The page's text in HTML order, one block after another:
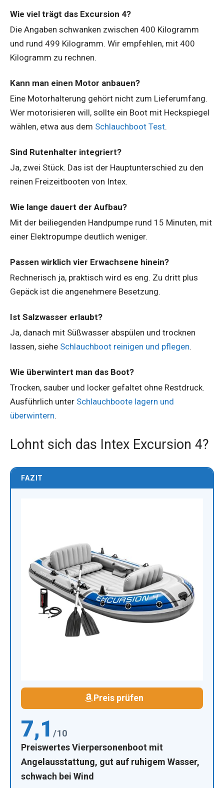
Wie viel trägt das Excursion 4?
Die Angaben schwanken zwischen 400 Kilogramm
und rund 499 Kilogramm. Wir empfehlen, mit 400
Kilogramm zu rechnen.
Kann man einen Motor anbauen?
Eine Motorhalterung gehört nicht zum Lieferumfang.
Wer motorisieren will, sollte ein Boot mit Heckspiegel
wählen, etwa aus dem Schlauchboot Test.
Sind Rutenhalter integriert?
Ja, zwei Stück. Das ist der Hauptunterschied zu den
reinen Freizeitbooten von Intex.
Wie lange dauert der Aufbau?
Mit der beiliegenden Handpumpe rund 15 Minuten, mit
einer Elektropumpe deutlich weniger.
Passen wirklich vier Erwachsene hinein?
Rechnerisch ja, praktisch wird es eng. Zu dritt plus
Gepäck ist die angenehmere Besetzung.
Ist Salzwasser erlaubt?
Ja, danach mit Süßwasser abspülen und trocknen
lassen, siehe Schlauchboot reinigen und pflegen.
Wie überwintert man das Boot?
Trocken, sauber und locker gefaltet ohne Restdruck.
Ausführlich unter Schlauchboote lagern und
überwintern.
Lohnt sich das Intex Excursion 4?
FAZIT
Preis prüfen
7,1 /10
Preiswertes Vierpersonenboot mit
Angelausstattung, gut auf ruhigem Wasser,
schwach bei Wind